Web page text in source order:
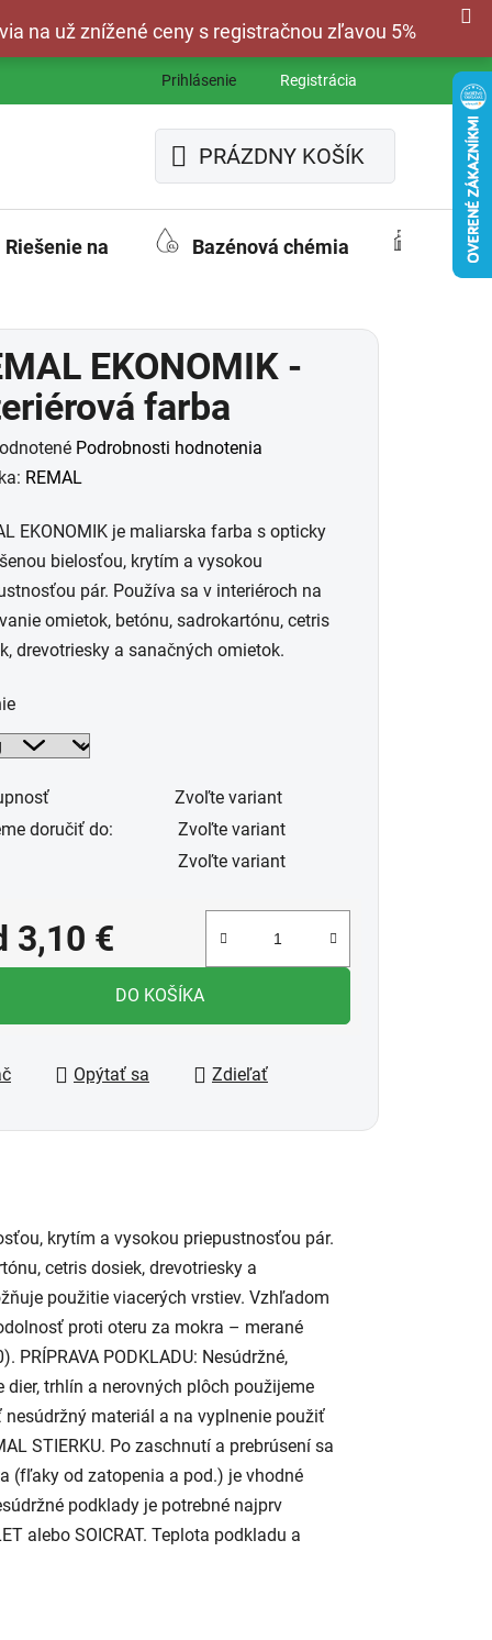
na už znížené ceny s registračnou zľavou 5%
Prihlásenie Registrácia
NÁKUPNÝ
KOŠÍK
PRÁZDNY KOŠÍK
Riešenie na Bazénová chémia
EKONOMIK -
farba
Podrobnosti hodnotenia
REMAL
EKONOMIK je maliarska farba s opticky
bielosťou, krytím a vysokou
pár. Používa sa v interiéroch na
omietok, betónu, sadrokartónu, cetris
drevotriesky a sanačných omietok.
Zvoľte variant
doručiť do:
Zvoľte variant
Zvoľte variant
3,10 €
cena:
DO KOŠÍKA
Opýtať sa Zdieľať
krytím a vysokou priepustnosťou pár.
cetris dosiek, drevotriesky a
použitie viacerých vrstiev. Vzhľadom
proti oteru za mokra – merané
PODKLADU: Nesúdržné,
trhlín a nerovných plôch použijeme
nesúdržný materiál a na vyplnenie použiť
STIERKU. Po zaschnutí a prebrúsení sa
(fľaky od zatopenia a pod.) je vhodné
podklady je potrebné najprv
alebo SOICRAT. Teplota podkladu a